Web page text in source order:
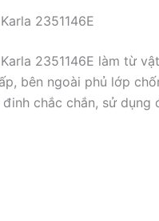
2351146E
2351146E làm từ
bên ngoài phủ lớp
chắc chắn, sử